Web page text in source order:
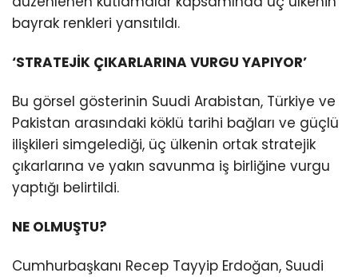
bayrak renkleri yansıtıldı.
‘STRATEJİK ÇIKARLARINA VURGU YAPIYOR’
Bu görsel gösterinin Suudi Arabistan, Türkiye ve
Pakistan arasındaki köklü tarihi bağları ve güçlü
ilişkileri simgelediği, üç ülkenin ortak stratejik
çıkarlarına ve yakın savunma iş birliğine vurgu
yaptığı belirtildi.
NE OLMUŞTU?
Cumhurbaşkanı Recep Tayyip Erdoğan, Suudi